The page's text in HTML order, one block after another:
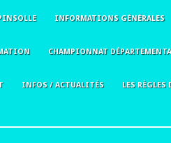
INFORMATIONS GÉNÉRALES
CHAMPIONNAT
INFOS / ACTUALITÉS LES RÈGLES